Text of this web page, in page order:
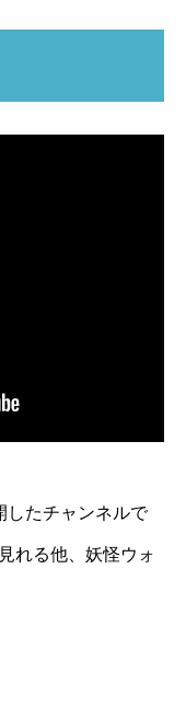
したチャンネルで
れる他、妖怪ウォ